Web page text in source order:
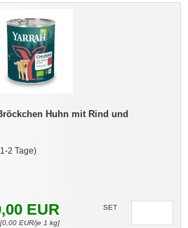
Huhn mit Rind und
1-2 Tage)
EUR
[0,00EUR/je 1 kg]
SET